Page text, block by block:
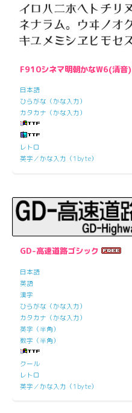
F910シネマ明朝かなW6(清音)
日本語
ひらがな（かな入力）
カタカナ（かな入力）
レトロ
英字／かな入力（1byte）
GD-高速道路ゴシック
日本語
英語
漢字
ひらがな（かな入力）
カタカナ（かな入力）
英字（半角）
数字（半角）
クール
レトロ
英字／かな入力（1byte）